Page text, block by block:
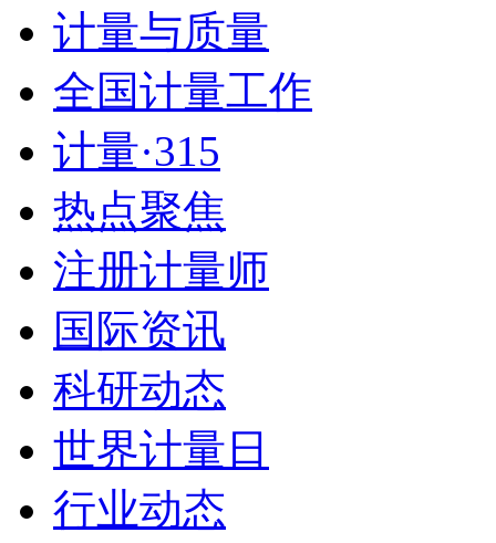
计量与质量
全国计量工作
计量·315
热点聚焦
注册计量师
国际资讯
科研动态
世界计量日
行业动态